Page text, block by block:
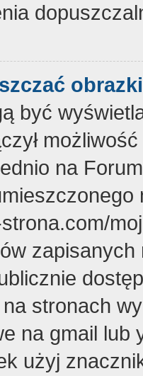
być
na
stronach
na gmail lub
użyj